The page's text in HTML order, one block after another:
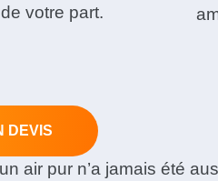
votre part.
DEVIS
air pur n’a jamais été